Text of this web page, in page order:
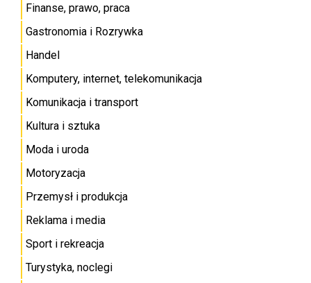
Finanse, prawo, praca
Gastronomia i Rozrywka
Handel
Komputery, internet, telekomunikacja
Komunikacja i transport
Kultura i sztuka
Moda i uroda
Motoryzacja
Przemysł i produkcja
Reklama i media
Sport i rekreacja
Turystyka, noclegi